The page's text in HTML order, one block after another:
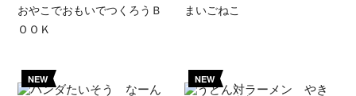
おやこでおもいでつくろうＢ
ＯＯＫ
まいごねこ
NEW NEW